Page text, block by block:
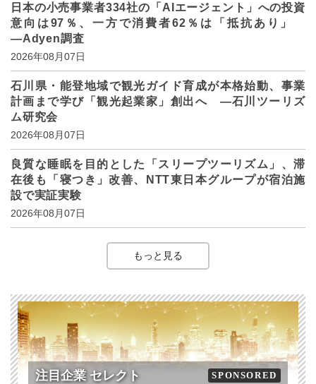
日本の小売事業者334社の「AIエージェント」への投資
意向は97％、一方で消費者62％は「抵抗あり」
―Adyen調査
2026年08月07日
石川県・能登地域で観光ガイド育成が本格始動、事業
計画まで学び「観光起業家」創出へ ―石川ツーリズ
ム研究会
2026年08月07日
良質な睡眠を目的とした「スリープツーリズム」、滞
在後も「寝つき」改善、NTT東日本グループが宿泊施
設で実証実験
2026年08月07日
もっと見る
注目企業 セレクト SPONSORED